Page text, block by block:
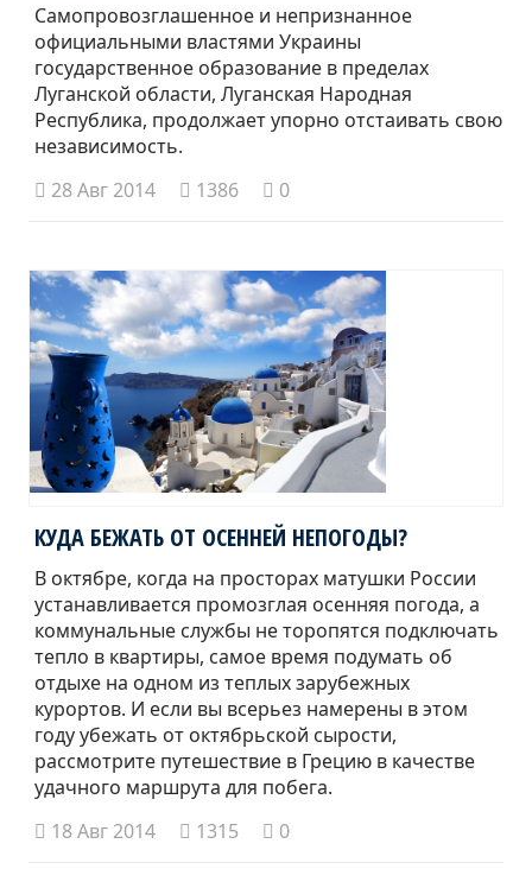
Самопровозглашенное и непризнанное
официальными властями Украины
государственное образование в пределах
Луганской области, Луганская Народная
Республика, продолжает упорно отстаивать свою
независимость.
28 Авг 2014
1386 0
КУДА БЕЖАТЬ ОТ ОСЕННЕЙ НЕПОГОДЫ?
В октябре, когда на просторах матушки России
устанавливается промозглая осенняя погода, а
коммунальные службы не торопятся подключать
тепло в квартиры, самое время подумать об
отдыхе на одном из теплых зарубежных
курортов. И если вы всерьез намерены в этом
году убежать от октябрьской сырости,
рассмотрите путешествие в Грецию в качестве
удачного маршрута для побега.
18 Авг 2014
1315 0